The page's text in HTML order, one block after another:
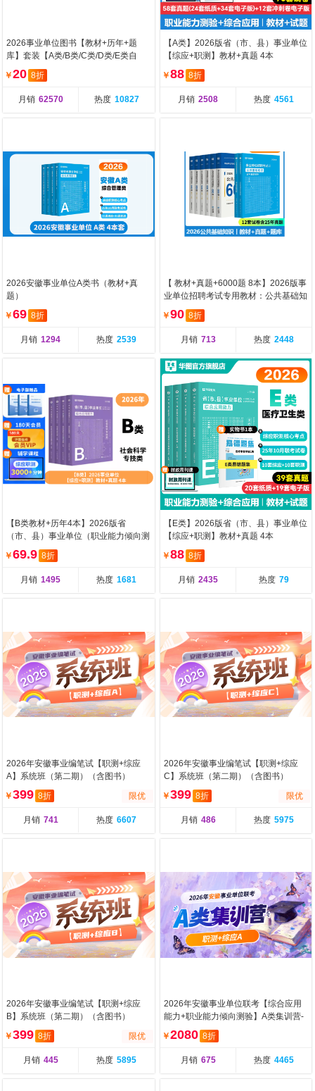
2026事业单位图书【教材+历年+题
库】套装【A类/B类/C类/D类/E类自
选】
￥20 8折
月销 62570 热度 10827
【A类】2026版省（市、县）事业单位
【综应+职测】教材+真题 4本
￥88 8折
月销 2508 热度 4561
2026安徽事业单位A类书（教材+真
题）
￥69 8折
月销 1294 热度 2539
【 教材+真题+6000题 8本】2026版事
业单位招聘考试专用教材：公共基础知
识
￥90 8折
月销 713 热度 2448
【B类教材+历年4本】2026版省
（市、县）事业单位（职业能力倾向测
验+综合应用能力）教
￥69.9 8折
月销 1495 热度 1681
【E类】2026版省（市、县）事业单位
【综应+职测】教材+真题 4本
￥88 8折
月销 2435 热度 79
2026年安徽事业编笔试【职测+综应
A】系统班（第二期）（含图书）
￥399 8折 限优
月销 741 热度 6607
2026年安徽事业编笔试【职测+综应
C】系统班（第二期）（含图书）
￥399 8折 限优
月销 486 热度 5975
2026年安徽事业编笔试【职测+综应
B】系统班（第二期）（含图书）
￥399 8折 限优
月销 445 热度 5895
2026年安徽事业单位联考【综合应用
能力+职业能力倾向测验】A类集训营-
第二期（含图书）
￥2080 8折
月销 675 热度 4465